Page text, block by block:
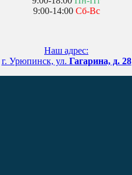
9:00-14:00 Сб-Вс
Наш адрес:
г. Урюпинск, ул. Гагарина, д. 28